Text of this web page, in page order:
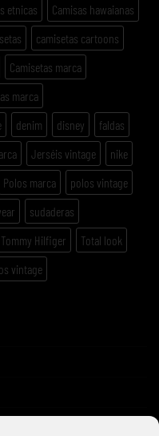
etnicas
Camisas hawaianas
camisetas cartoons
Camisetas marca
marca
denim disney
faldas
Jerséis vintage
nike
Polos marca
polos vintage
sudaderas
Tommy Hilfiger
Total look
vintage